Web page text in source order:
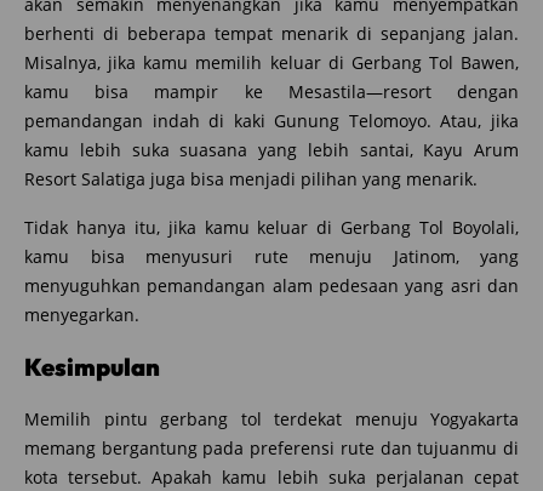
akan semakin menyenangkan jika kamu menyempatkan
berhenti di beberapa tempat menarik di sepanjang jalan.
Misalnya, jika kamu memilih keluar di Gerbang Tol Bawen,
kamu bisa mampir ke Mesastila—resort dengan
pemandangan indah di kaki Gunung Telomoyo. Atau, jika
kamu lebih suka suasana yang lebih santai, Kayu Arum
Resort Salatiga juga bisa menjadi pilihan yang menarik.
Tidak hanya itu, jika kamu keluar di Gerbang Tol Boyolali,
kamu bisa menyusuri rute menuju Jatinom, yang
menyuguhkan pemandangan alam pedesaan yang asri dan
menyegarkan.
Kesimpulan
Memilih pintu gerbang tol terdekat menuju Yogyakarta
memang bergantung pada preferensi rute dan tujuanmu di
kota tersebut. Apakah kamu lebih suka perjalanan cepat